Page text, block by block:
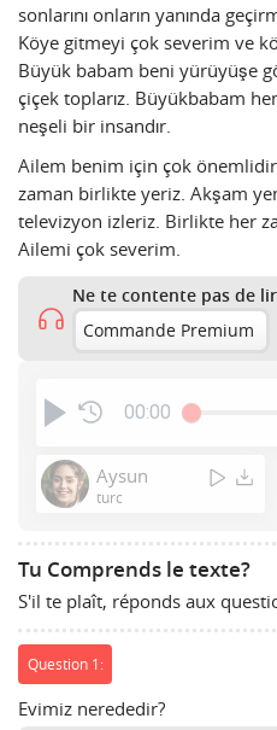
sonlarını onların yanında
Köye gitmeyi çok severim ve
Büyük babam beni yürüyüşe
çiçek toplarız. Büyükbabam
neşeli bir insandır.
Ailem benim için çok
zaman birlikte yeriz. Akşam
televizyon izleriz. Birlikte her
Ailemi çok severim.
Ne te contente pas de
Commande Premium
00:00
Aysun
turc
Tu Comprends le texte?
S'il te plaît, réponds aux
Question 1:
Evimiz nerededir?